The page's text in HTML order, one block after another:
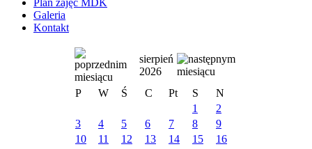
Plan zajęć MDK
Galeria
Kontakt
sierpień
2026
P
W Ś C Pt S
N
1
2
3
4 5 6 7 8
9
10
11 12 13 14 15
16